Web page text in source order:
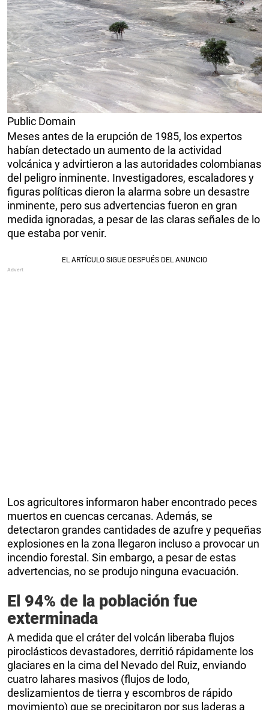
Public Domain
Meses antes de la erupción de 1985, los expertos
habían detectado un aumento de la actividad
volcánica y advirtieron a las autoridades colombianas
del peligro inminente. Investigadores, escaladores y
figuras políticas dieron la alarma sobre un desastre
inminente, pero sus advertencias fueron en gran
medida ignoradas, a pesar de las claras señales de lo
que estaba por venir.
Los agricultores informaron haber encontrado peces
muertos en cuencas cercanas. Además, se
detectaron grandes cantidades de azufre y pequeñas
explosiones en la zona llegaron incluso a provocar un
incendio forestal. Sin embargo, a pesar de estas
advertencias, no se produjo ninguna evacuación.
El 94% de la población fue
exterminada
A medida que el cráter del volcán liberaba flujos
piroclásticos devastadores, derritió rápidamente los
glaciares en la cima del Nevado del Ruiz, enviando
cuatro lahares masivos (flujos de lodo,
deslizamientos de tierra y escombros de rápido
movimiento) que se precipitaron por sus laderas a